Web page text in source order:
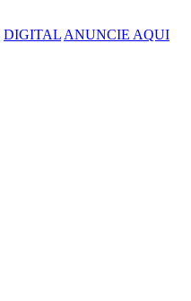
DIGITAL ANUNCIE AQUI